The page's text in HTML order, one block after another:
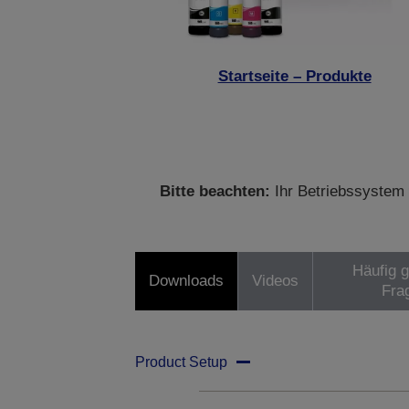
Startseite – Produkte
Bitte beachten:
Ihr
Downloads Videos
Häufig
Product Setup